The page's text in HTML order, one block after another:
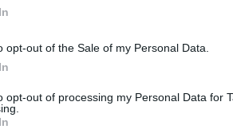
opt-out of the Sale of my Personal Data.
opt-out of processing my Personal Data for
να εισπράττονται από
Πελοπόννησο και ενώ η Κ.Σ.Ε. είχε
για να συνεχίσει το Σώμα της
του δυνατότητα.
χρήματα για ένα σώμα που σιγά -